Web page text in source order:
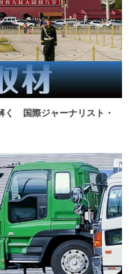
く 国際ジャーナリスト・